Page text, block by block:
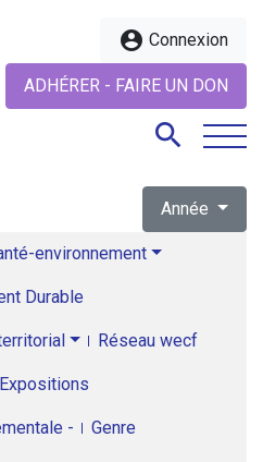
account_circle Connexion
ADHÉRER - FAIRE UN DON
search
Année
environnement
Durable
Réseau wecf
Expositions
- Genre